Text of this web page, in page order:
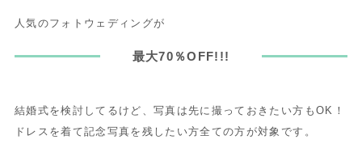
人気のフォトウェディングが
最大70％OFF!!!
結婚式を検討してるけど、写真は先に撮っておきたい方もOK！
ドレスを着て記念写真を残したい方全ての方が対象です。